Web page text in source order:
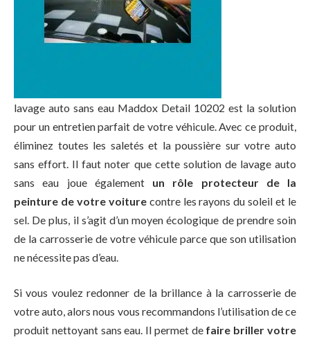
lavage auto sans eau Maddox Detail ‎10202 est la solution
pour un entretien parfait de votre véhicule. Avec ce produit,
éliminez toutes les saletés et la poussière sur votre auto
sans effort. Il faut noter que cette solution de lavage auto
sans eau joue également un rôle protecteur de la
peinture de votre voiturecontre les rayons du soleil et le
sel. De plus, il s’agit d’un moyen écologique de prendre soin
de la carrosserie de votre véhicule parce que son utilisation
ne nécessite pas d’eau.
Si vous voulez redonner de la brillance à la carrosserie de
votre auto, alors nous vous recommandons l’utilisation de ce
produit nettoyant sans eau. Il permet de faire briller votre